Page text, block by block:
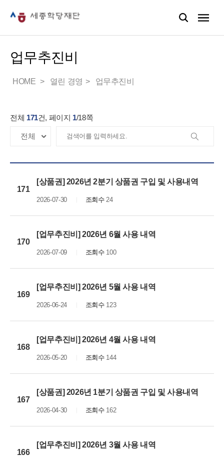
업무추진비
HOME 열린 경영 업무추진비
전체 171건, 페이지 1/18쪽
171
[상품권] 2026년 2분기 상품권 구입 및 사용내역
2026-07-30 조회수24
170
[업무추진비] 2026년 6월 사용 내역
2026-07-09 조회수100
169
[업무추진비] 2026년 5월 사용 내역
2026-06-24 조회수123
168
[업무추진비] 2026년 4월 사용 내역
2026-05-20 조회수144
167
[상품권] 2026년 1분기 상품권 구입 및 사용내역
2026-04-30 조회수162
166
[업무추진비] 2026년 3월 사용 내역